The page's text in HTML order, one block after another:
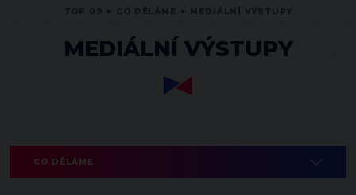
MEDIÁLNÍ VÝSTUPY
CO DĚLÁME